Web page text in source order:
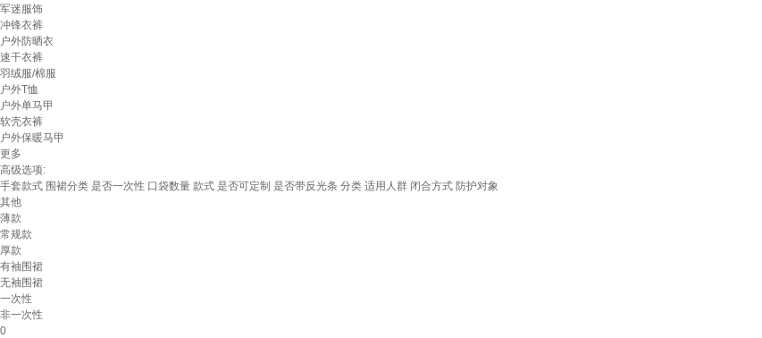
军迷服饰
冲锋衣裤
户外防晒衣
速干衣裤
羽绒服/棉服
户外T恤
户外单马甲
软壳衣裤
户外保暖马甲
更多
高级选项:
手套款式 围裙分类 是否一次性 口袋数量 款式 是否可定制 是否带反光条 分类 适用人群 闭合方式 防护对象
其他
薄款
常规款
厚款
有袖围裙
无袖围裙
一次性
非一次性
0